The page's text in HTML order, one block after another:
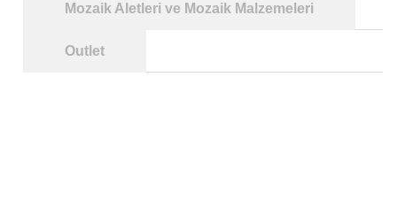
Mozaik Aletleri ve Mozaik Malzemeleri
Outlet